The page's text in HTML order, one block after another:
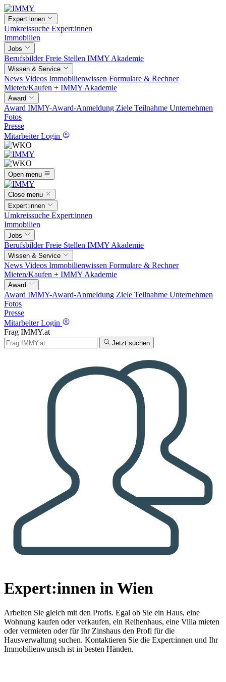
Expert:innen
Umkreissuche Expert:innen
Immobilien
Jobs
BerufsbilderFreie Stellen IMMY Akademie
Wissen & Service
News Videos Immobilienwissen Formulare & Rechner
Mieten/Kaufen + IMMY Akademie
Award
Award IMMY-Award-Anmeldung Ziele Teilnahme Unternehmen
Fotos
Presse
Mitarbeiter Login
Open menu
Close menu
Expert:innen
Umkreissuche Expert:innen
Immobilien
Jobs
BerufsbilderFreie Stellen IMMY Akademie
Wissen & Service
News Videos Immobilienwissen Formulare & Rechner
Mieten/Kaufen + IMMY Akademie
Award
Award IMMY-Award-Anmeldung Ziele Teilnahme Unternehmen
Fotos
Presse
Mitarbeiter Login
Frag IMMY.at
Jetzt suchen
Expert:innen in Wien
Arbeiten Sie gleich mit den Profis. Egal ob Sie ein Haus, eine
Wohnung kaufen oder verkaufen, ein Reihenhaus, eine Villa mieten
oder vermieten oder für Ihr Zinshaus den Profi für die
Hausverwaltung suchen. Kontaktieren Sie die Expert:innen und Ihr
Immobilienwunsch ist in besten Händen.